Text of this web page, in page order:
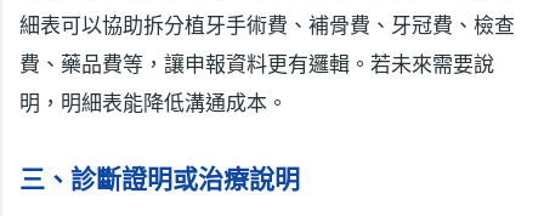
細表可以協助拆分植牙手術費、補骨費、牙冠費、檢查
費、藥品費等，讓申報資料更有邏輯。若未來需要說
明，明細表能降低溝通成本。
三、診斷證明或治療說明